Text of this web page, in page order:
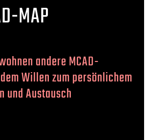
MAP
andere MCAD-
Willen zum persönlichem
und Austausch